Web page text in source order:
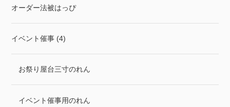
オーダー法被はっぴ
イベント催事 (4)
お祭り屋台三寸のれん
イベント催事用のれん